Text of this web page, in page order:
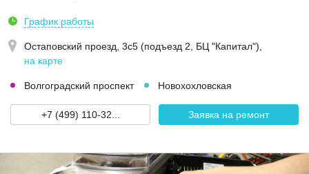
График работы
Остаповский проезд, 3с5 (подъезд 2, БЦ "Капитал")
на карте
Волгоградский проспект Новохохловская
+7 (499) 110-32... Заявка на ремонт